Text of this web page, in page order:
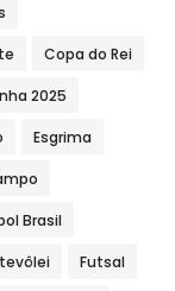
Copa do Rei
2025
Esgrima
Brasil
Futsal